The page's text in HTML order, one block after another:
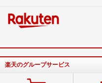
楽天のグループサービス